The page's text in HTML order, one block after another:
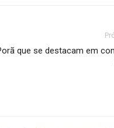
que se destacam em